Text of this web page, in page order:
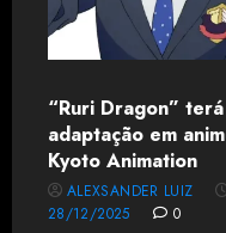
“Ruri Dragon” terá
adaptação em
Kyoto Animation
ALEXSANDER LUIZ
28/12/2025
0